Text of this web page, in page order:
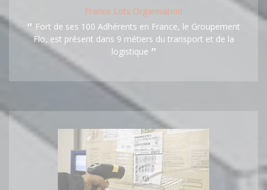
France Lots Organisation
Fort de ses 100 Adhérents en France, le Groupement
Flo, est présent dans 9 métiers du transport et de la
logistique